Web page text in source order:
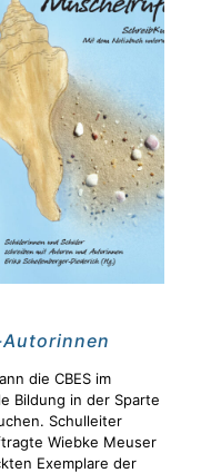
die CBES im
Bildung in der Sparte
Schulleiter
Wiebke Meuser
Exemplare der